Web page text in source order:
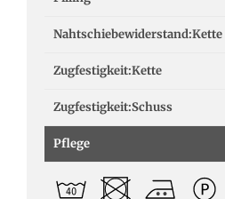
Nahtschiebewiderstand:Kette
Zugfestigkeit:Kette
Zugfestigkeit:Schuss
Pflege